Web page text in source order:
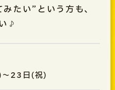
たい”という方も、
♪
23日(祝)